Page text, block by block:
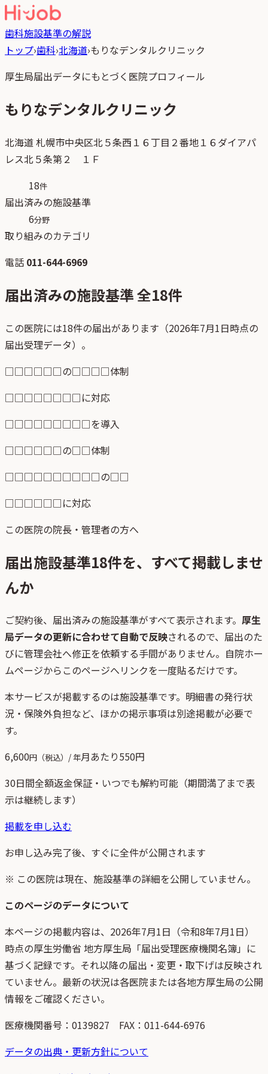
歯科施設基準の解説
トップ›歯科›北海道›もりなデンタルクリニック
厚生局届出データにもとづく医院プロフィール
もりなデンタルクリニック
北海道札幌市中央区北５条西１６丁目２番地１６ダイアパ
レス北５条第２ １Ｆ
18件
届出済みの施設基準
6分野
取り組みのカテゴリ
電話 011-644-6969
届出済みの施設基準 全18件
この医院には18件の届出があります（2026年7月1日時点の
届出受理データ）。
□□□□□□の□□□□体制
□□□□□□□□に対応
□□□□□□□□□を導入
□□□□□□の□□体制
□□□□□□□□□□の□□
□□□□□□に対応
この医院の院長・管理者の方へ
届出施設基準18件を、すべて掲載しませ
んか
ご契約後、 届出済みの施設基準がすべて表示されます。 厚生
局データの更新に合わせて自動で反映されるので、届出のた
びに管理会社へ修正を依頼する手間がありません。自院ホー
ムページからこのページへリンクを一度貼るだけです。
本サービスが掲載するのは施設基準です。明細書の発行状
況・保険外負担など、ほかの掲示事項は別途掲載が必要で
す。
6,600円（税込）/ 年月あたり550円
30日間全額返金保証・いつでも解約可能（期間満了まで表
示は継続します）
掲載を申し込む
お申し込み完了後、すぐに全件が公開されます
※ この医院は現在、施設基準の詳細を公開していません。
このページのデータについて
本ページの掲載内容は、 2026年7月1日 （令和8年7月1日）
時点の厚生労働省 地方厚生局「届出受理医療機関名簿」 に
基づく記録です。それ以降の届出・変更・取下げは反映され
ていません。最新の状況は各医院または各地方厚生局の公開
情報をご確認ください。
医療機関番号： 0139827 FAX：011-644-6976
データの出典・更新方針について